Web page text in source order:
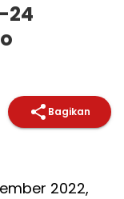
24
Bagikan
2022,